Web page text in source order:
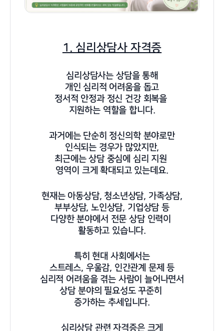
1. 심리상담사 자격증
심리상담사는 상담을 통해
개인 심리적 어려움을 돕고
정서적 안정과 정신 건강 회복을
지원하는 역할을 합니다.
과거에는 단순히 정신의학 분야로만
인식되는 경우가 많았지만,
최근에는 상담 중심에 심리 지원
영역이 크게 확대되고 있는데요.
현재는 아동상담, 청소년상담, 가족상담,
부부상담, 노인상담, 기업상담 등
다양한 분야에서 전문 상담 인력이
활동하고 있습니다.
특히 현대 사회에서는
스트레스, 우울감, 인간관계 문제 등
심리적 어려움을 겪는 사람이 늘어나면서
상담 분야의 필요성도 꾸준히
증가하는 추세입니다.
심리상담 관련 자격증은 크게